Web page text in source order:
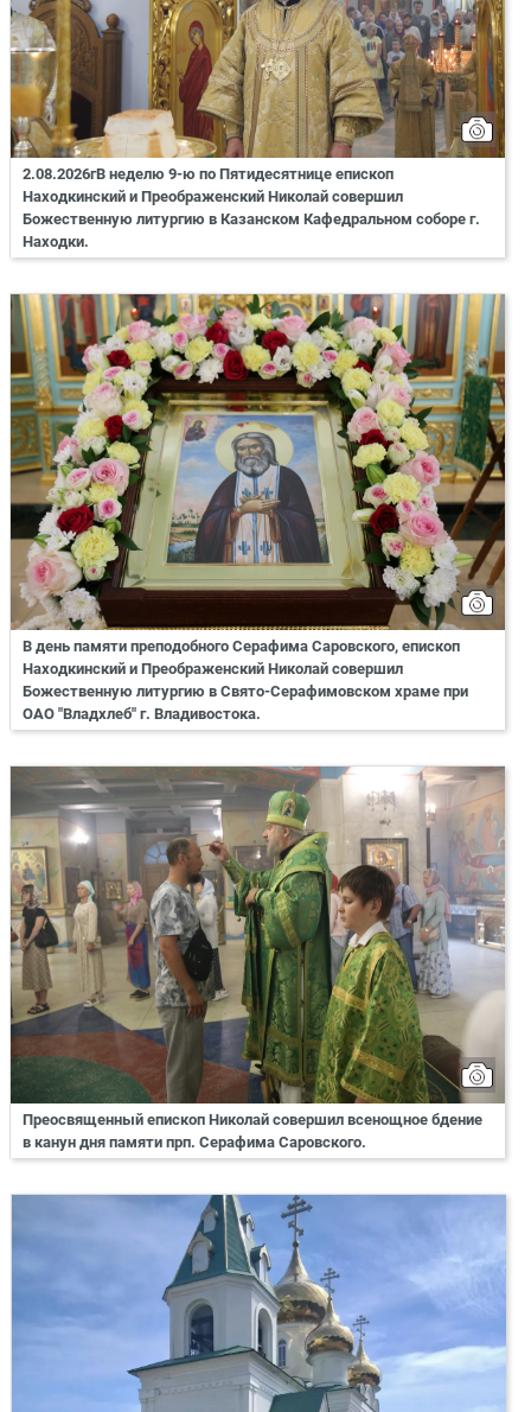
2.08.2026гВ неделю 9-ю по Пятидесятнице епископ
Находкинский и Преображенский Николай совершил
Божественную литургию в Казанском Кафедральном соборе г.
Находки.
В день памяти преподобного Серафима Саровского, епископ
Находкинский и Преображенский Николай совершил
Божественную литургию в Свято-Серафимовском храме при
ОАО "Владхлеб" г. Владивостока.
Преосвященный епископ Николай совершил всенощное бдение
в канун дня памяти прп. Серафима Саровского.